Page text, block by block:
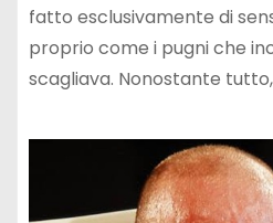
fatto esclusivamente di
proprio come i pugni che
scagliava. Nonostante